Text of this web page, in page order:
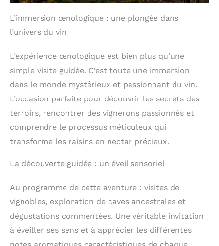
L’immersion œnologique : une plongée dans
l’univers du vin
L’expérience œnologique est bien plus qu’une
simple visite guidée. C’est toute une immersion
dans le monde mystérieux et passionnant du vin.
L’occasion parfaite pour découvrir les secrets des
terroirs, rencontrer des vignerons passionnés et
comprendre le processus méticuleux qui
transforme les raisins en nectar précieux.
La découverte guidée : un éveil sensoriel
Au programme de cette aventure : visites de
vignobles, exploration de caves ancestrales et
dégustations commentées. Une véritable invitation
à éveiller ses sens et à apprécier les différentes